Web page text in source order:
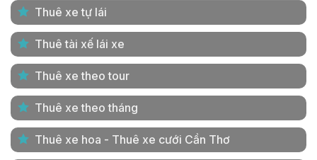
Thuê xe tự lái
Thuê tài xế lái xe
Thuê xe theo tour
Thuê xe theo tháng
Thuê xe hoa - Thuê xe cưới Cần Thơ